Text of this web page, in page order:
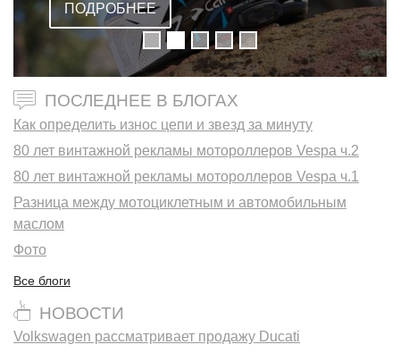
ПОДРОБНЕЕ
ПОСЛЕДНЕЕ В БЛОГАХ
Как определить износ цепи и звезд за минуту
80 лет винтажной рекламы мотороллеров Vespa ч.2
80 лет винтажной рекламы мотороллеров Vespa ч.1
Разница между мотоциклетным и автомобильным
маслом
Фото
Все блоги
НОВОСТИ
Volkswagen рассматривает продажу Ducati